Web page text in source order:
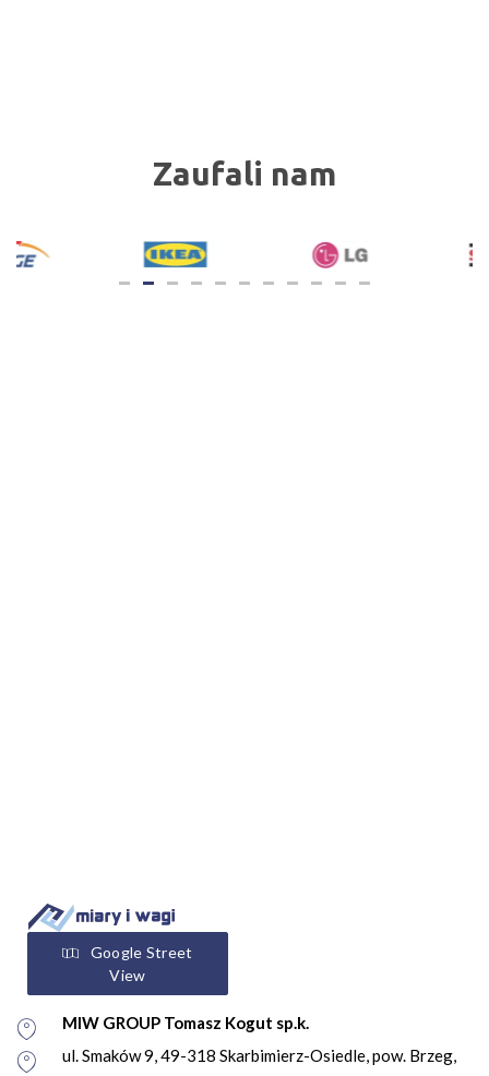
Zaufali nam
Google Street
View
MIW GROUP Tomasz Kogut sp.k.
ul. Smaków 9, 49-318 Skarbimierz-Osiedle, pow. Brzeg,